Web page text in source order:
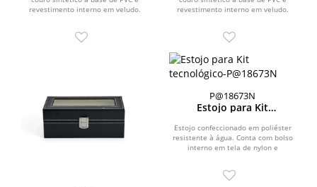
revestimento interno em veludo.
revestimento interno em veludo.
P@18673N
Estojo para Kit
Estojo confeccionado em poliéster
resistente à água. Conta com bolso
interno em tela de nylon e